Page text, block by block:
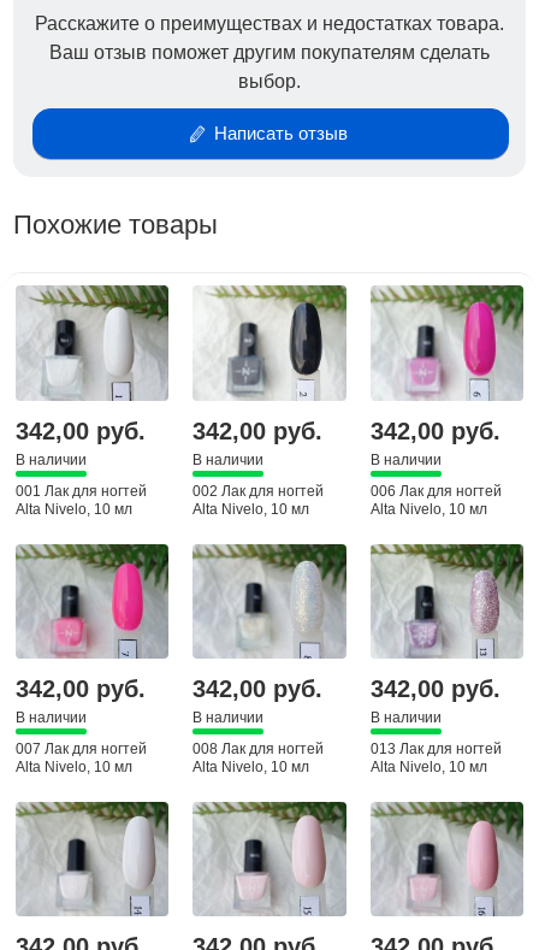
Расскажите о преимуществах и недостатках товара.
Ваш отзыв поможет другим покупателям сделать
выбор.
Написать отзыв
Похожие товары
342,00 руб.
В наличии
001 Лак для ногтей
Alta Nivelo, 10 мл
342,00 руб.
В наличии
002 Лак для ногтей
Alta Nivelo, 10 мл
342,00 руб.
В наличии
006 Лак для ногтей
Alta Nivelo, 10 мл
342,00 руб.
В наличии
007 Лак для ногтей
Alta Nivelo, 10 мл
342,00 руб.
В наличии
008 Лак для ногтей
Alta Nivelo, 10 мл
342,00 руб.
В наличии
013 Лак для ногтей
Alta Nivelo, 10 мл